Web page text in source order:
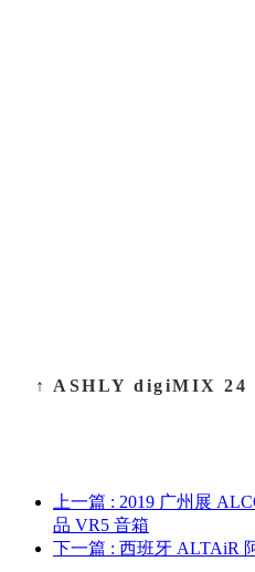
↑ ASHLY digiMIX 24
上一篇 : 2019 广州展
品 VR5 音箱
下一篇 : 西班牙 ALTAiR